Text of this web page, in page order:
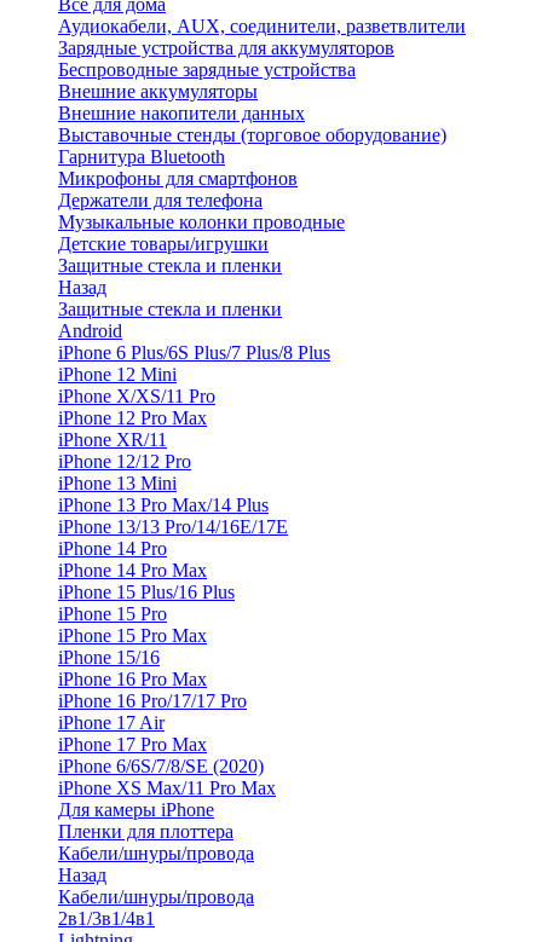
Все для дома
Аудиокабели, AUX, соединители, разветвлители
Зарядные устройства для аккумуляторов
Беспроводные зарядные устройства
Внешние аккумуляторы
Внешние накопители данных
Выставочные стенды (торговое оборудование)
Гарнитура Bluetooth
Микрофоны для смартфонов
Держатели для телефона
Музыкальные колонки проводные
Детские товары/игрушки
Защитные стекла и пленки
Назад
Защитные стекла и пленки
Android
iPhone 6 Plus/6S Plus/7 Plus/8 Plus
iPhone 12 Mini
iPhone X/XS/11 Pro
iPhone 12 Pro Max
iPhone XR/11
iPhone 12/12 Pro
iPhone 13 Mini
iPhone 13 Pro Max/14 Plus
iPhone 13/13 Pro/14/16E/17E
iPhone 14 Pro
iPhone 14 Pro Max
iPhone 15 Plus/16 Plus
iPhone 15 Pro
iPhone 15 Pro Max
iPhone 15/16
iPhone 16 Pro Max
iPhone 16 Pro/17/17 Pro
iPhone 17 Air
iPhone 17 Pro Max
iPhone 6/6S/7/8/SE (2020)
iPhone XS Max/11 Pro Max
Для камеры iPhone
Пленки для плоттера
Кабели/шнуры/провода
Назад
Кабели/шнуры/провода
2в1/3в1/4в1